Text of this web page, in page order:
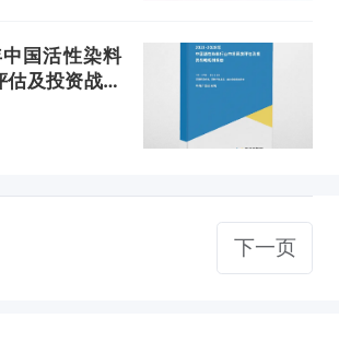
国活性染料
及投资战略
下一页